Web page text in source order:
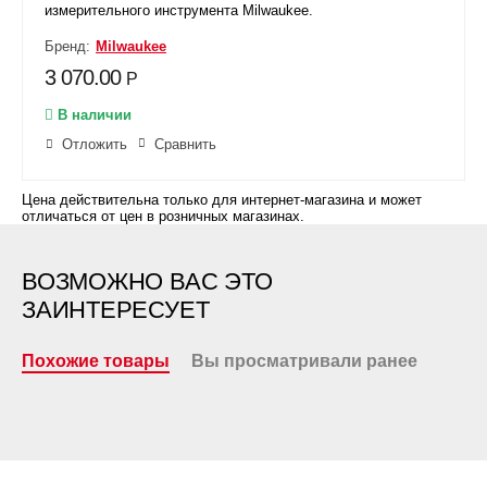
измерительного инструмента Milwaukee.
Бренд: Milwaukee
3 070.00 Р
В наличии
Отложить
Сравнить
Цена действительна только для интернет-магазина и может
отличаться от цен в розничных магазинах.
ВОЗМОЖНО ВАС ЭТО
ЗАИНТЕРЕСУЕТ
Похожие товары Вы просматривали ранее